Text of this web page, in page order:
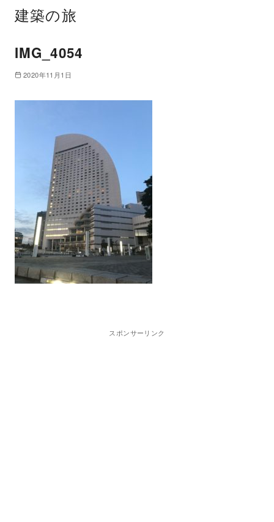
建築の旅
IMG_4054
2020年11月1日
スポンサーリンク